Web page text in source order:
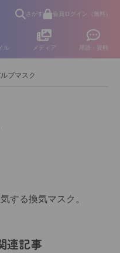
さがす 会員ログイン（無料）
ル メディア 用語・資料
ブマスク
する換気マスク。
連記事